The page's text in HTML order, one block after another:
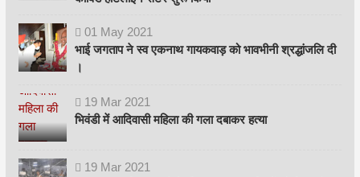
01 May 2021
भाई जगताप ने स्व एकनाथ गायकवाड़ को भावभीनी श्रद्धांजलि दी
।
19 Mar 2021
भिवंडी में आदिवासी महिला की गला दबाकर हत्या
19 Mar 2021